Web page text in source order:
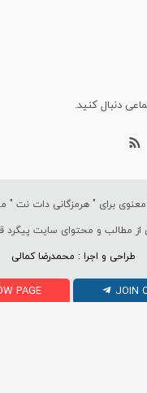
دنبال کنید.
برای " هرمزگانی دات نت "
از مطالب و محتوای سایت پیگرد
طراحی و اجرا : محمدرضا کمالی
PAGE JOIN